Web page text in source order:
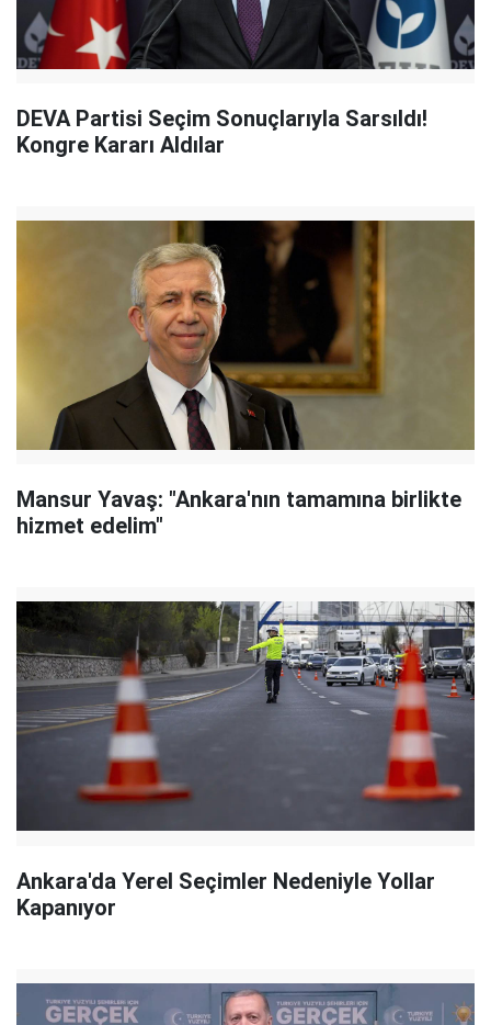
DEVA Partisi Seçim Sonuçlarıyla Sarsıldı!
Kongre Kararı Aldılar
Mansur Yavaş: "Ankara'nın tamamına birlikte
hizmet edelim"
Ankara'da Yerel Seçimler Nedeniyle Yollar
Kapanıyor